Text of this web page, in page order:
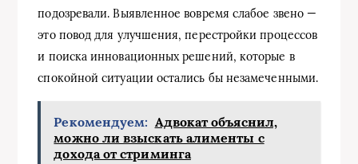
подозревали. Выявленное вовремя слабое звено —
это повод для улучшения, перестройки процессов
и поиска инновационных решений, которые в
спокойной ситуации остались бы незамеченными.
Рекомендуем: Адвокат объяснил,
можно ли взыскать алименты с
дохода от стриминга